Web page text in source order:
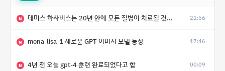
N 데미스 하사비스는 20년 안에 모든 질병이 치료될 것으로 예상한다. 21:56
N mona-lisa-1 새로운 GPT 이미지 모델 등장 17:46
N 4년 전 오늘 gpt-4 훈련 완료되었다고 함 00:09